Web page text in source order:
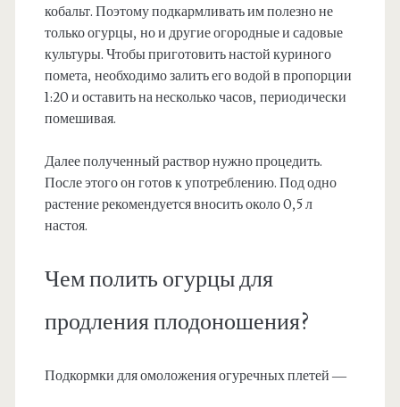
кобальт. Поэтому подкармливать им полезно не
только огурцы, но и другие огородные и садовые
культуры. Чтобы приготовить настой куриного
помета, необходимо залить его водой в пропорции
1:20 и оставить на несколько часов, периодически
помешивая.
Далее полученный раствор нужно процедить.
После этого он готов к употреблению. Под одно
растение рекомендуется вносить около 0,5 л
настоя.
Чем полить огурцы для
продления плодоношения?
Подкормки для омоложения огуречных плетей —